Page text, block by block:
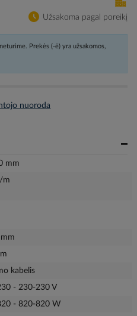
Užsakoma pagal poreikį
Prekės (-ė) yra užsakomos,
nuoroda
mm
m
kabelis
- 230-230 V
- 820-820 W